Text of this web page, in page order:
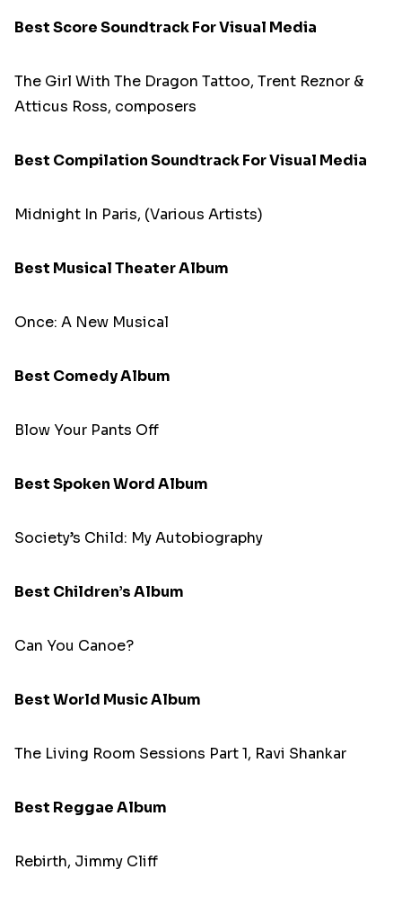
Best Score Soundtrack For Visual Media
The Girl With The Dragon Tattoo, Trent Reznor &
Atticus Ross, composers
Best Compilation Soundtrack For Visual Media
Midnight In Paris, (Various Artists)
Best Musical Theater Album
Once: A New Musical
Best Comedy Album
Blow Your Pants Off
Best Spoken Word Album
Society’s Child: My Autobiography
Best Children’s Album
Can You Canoe?
Best World Music Album
The Living Room Sessions Part 1, Ravi Shankar
Best Reggae Album
Rebirth, Jimmy Cliff